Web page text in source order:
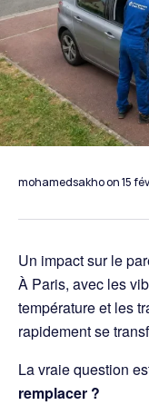
mohamedsakhoon15
Un impact sur le
À Paris, avec les
température et les
rapidement se
La vraie question
remplacer ?